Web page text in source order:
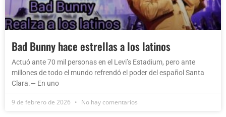
Bad Bunny hace estrellas a los latinos
Actuó ante 70 mil personas en el Levi’s Estadium, pero ante
millones de todo el mundo refrendó el poder del español Santa
Clara.— En uno
9 de febrero de 2026 No hay comentarios